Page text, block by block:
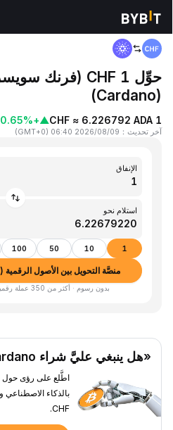
المنزٍل CHF to ADA
(Cardano)
1 CHF ≈ 6.226792 ADA
▲
+0.65%
آخر تحديث：
2026/08/09 06:40
(
GMT+0
)
الإنفاق
استلام نحو
1
10
50
100
منصَّة التحويل بين الأصول الرقمية (Convert) CHF to ADA
بدون رسوم · أكثر من 350 عملة رقمية · أكثر من 40 عملة نقدية
«هل ينبغي عليَّ شراء Cardano ‏(ADA) الآن؟»
CHF.